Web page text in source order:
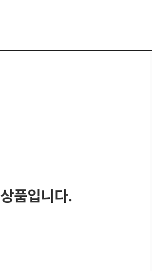
상품입니다.